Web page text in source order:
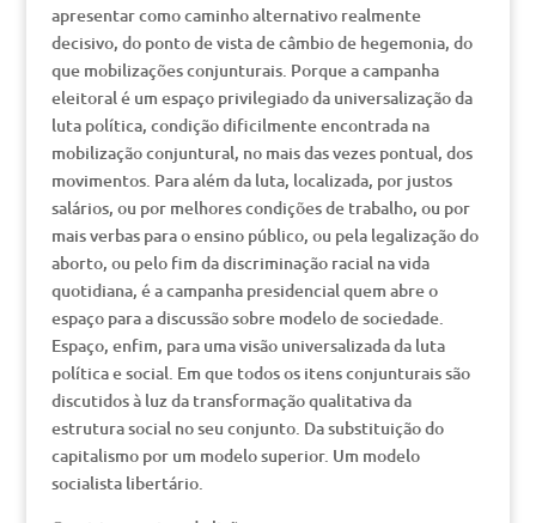
apresentar como caminho alternativo realmente
decisivo, do ponto de vista de câmbio de hegemonia, do
que mobilizações conjunturais. Porque a campanha
eleitoral é um espaço privilegiado da universalização da
luta política, condição dificilmente encontrada na
mobilização conjuntural, no mais das vezes pontual, dos
movimentos. Para além da luta, localizada, por justos
salários, ou por melhores condições de trabalho, ou por
mais verbas para o ensino público, ou pela legalização do
aborto, ou pelo fim da discriminação racial na vida
quotidiana, é a campanha presidencial quem abre o
espaço para a discussão sobre modelo de sociedade.
Espaço, enfim, para uma visão universalizada da luta
política e social. Em que todos os itens conjunturais são
discutidos à luz da transformação qualitativa da
estrutura social no seu conjunto. Da substituição do
capitalismo por um modelo superior. Um modelo
socialista libertário.